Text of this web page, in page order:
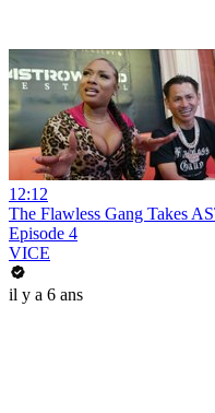
12:12
The Flawless Gang Takes
Episode 4
VICE
il y a 6 ans